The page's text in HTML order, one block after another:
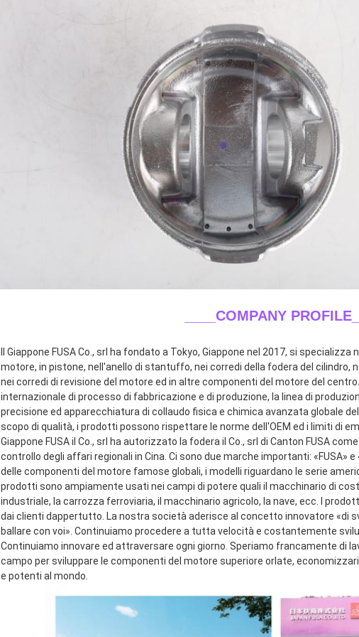
____COMPANY
Il Giappone FUSA Co., srl ha fondato a Tokyo, Giappone nel 2017, si
motore, in pistone, nell'anello di stantuffo, nei corredi della fodera del cilindro,
nei corredi di revisione del motore ed in altre componenti del motore del
internazionale di processo di fabbricazione e di produzione, la linea di
precisione ed apparecchiatura di collaudo fisica e chimica avanzata globale
scopo di qualità, i prodotti possono rispettare le norme dell'OEM ed i limiti di
Giappone FUSA il Co., srl ha autorizzato la fodera il Co., srl di Canton FUSA
controllo degli affari regionali in Cina. Ci sono due marche importanti: «FUSA»
delle componenti del motore famose globali, i modelli riguardano le serie
prodotti sono ampiamente usati nei campi di potere quali il macchinario di
industriale, la carrozza ferroviaria, il macchinario agricolo, la nave, ecc. I
dai clienti dappertutto. La nostra società aderisce al concetto innovatore «di
ballare con voi». Continuiamo procedere a tutta velocità e costantemente
Continuiamo innovare ed attraversare ogni giorno. Speriamo francamente di
campo per sviluppare le componenti del motore superiore orlate,
e potenti al mondo.